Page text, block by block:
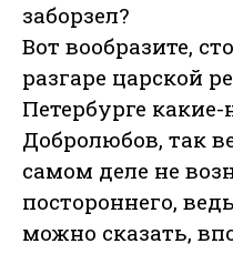
заборзел?
Вот вообразите,
разгаре царской
Петербурге
Добролюбов, так
самом деле не
постороннего,
можно сказать,